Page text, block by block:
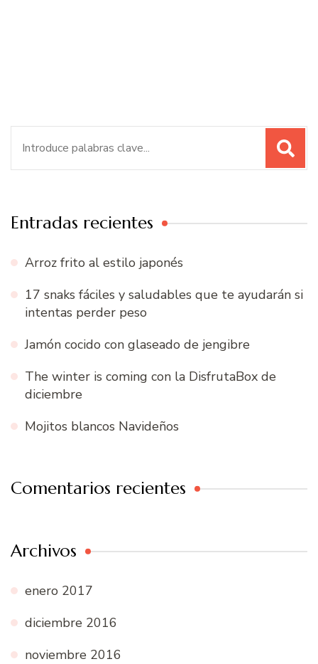
Entradas recientes
Arroz frito al estilo japonés
17 snaks fáciles y saludables que te ayudarán si
intentas perder peso
Jamón cocido con glaseado de jengibre
The winter is coming con la DisfrutaBox de
diciembre
Mojitos blancos Navideños
Comentarios recientes
Archivos
enero 2017
diciembre 2016
noviembre 2016